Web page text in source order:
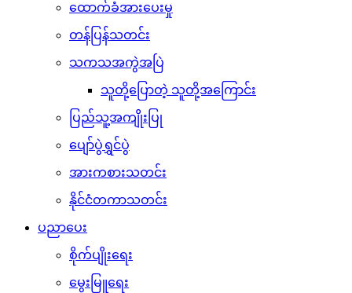
ထောက်ခံအားပေးမှု
တန်ပြန်သတင်း
သကသအကွဲအပြဲ
သူတို့ပြောတဲ့ သူတို့အကြောင်း
ပြည်သူ့အကျိုးပြု
ပျော်ပွဲရွှင်ပွဲ
အားကစားသတင်း
နိုင်ငံတကာသတင်း
ပညာပေး
စိုက်ပျိုးရေး
မွေးမြူရေး